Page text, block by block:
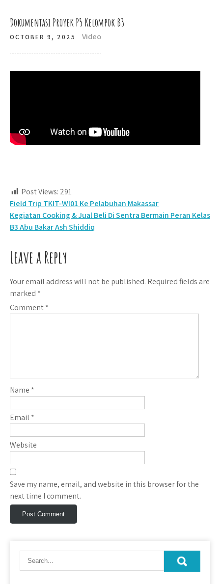
Dokumentasi Proyek P5 Kelompok B3
OCTOBER 9, 2025 Video
Post Views: 291
Post
navigation
Field Trip TKIT-WI01 Ke Pelabuhan Makassar
Kegiatan Cooking & Jual Beli Di Sentra Bermain Peran Kelas
B3 Abu Bakar Ash Shiddiq
Leave a Reply
Your email address will not be published. Required fields are
marked *
Comment*
Name *
Email *
Website
Save my name, email, and website in this browser for the
next time I comment.